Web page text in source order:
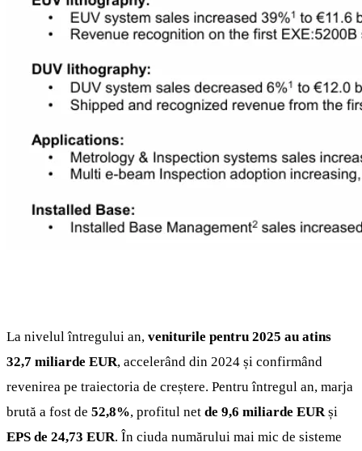
La nivelul întregului an, veniturile pentru 2025 au atins
32,7 miliarde EUR, accelerând din 2024 și confirmând
revenirea pe traiectoria de creștere. Pentru întregul an, marja
brută a fost de 52,8%, profitul net de 9,6 miliarde EURși
EPS de 24,73 EUR. În ciuda numărului mai mic de sisteme